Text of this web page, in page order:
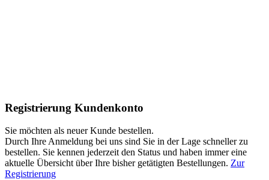
Registrierung Kundenkonto
Sie möchten als neuer Kunde bestellen.
Durch Ihre Anmeldung bei uns sind Sie in der Lage schneller zu
bestellen. Sie kennen jederzeit den Status und haben immer eine
aktuelle Übersicht über Ihre bisher getätigten Bestellungen. Zur
Registrierung